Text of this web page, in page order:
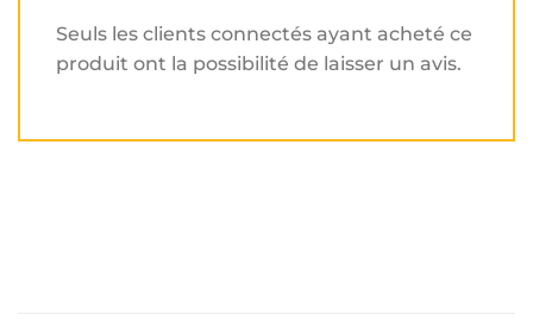
Seuls les clients connectés ayant acheté ce
produit ont la possibilité de laisser un avis.